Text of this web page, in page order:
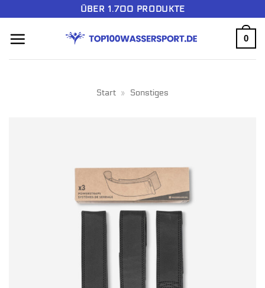
springen
ÜBER 1.700 PRODUKTE
0
Start » Sonstiges